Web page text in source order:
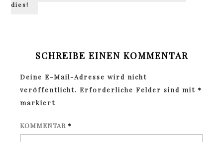
dies!
SCHREIBE EINEN KOMMENTAR
Deine E-Mail-Adresse wird nicht
veröffentlicht. Erforderliche Felder sind mit *
markiert
KOMMENTAR *